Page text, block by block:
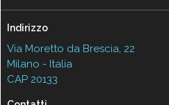
Indirizzo
Via Moretto da Brescia, 22
Milano - Italia
CAP 20133